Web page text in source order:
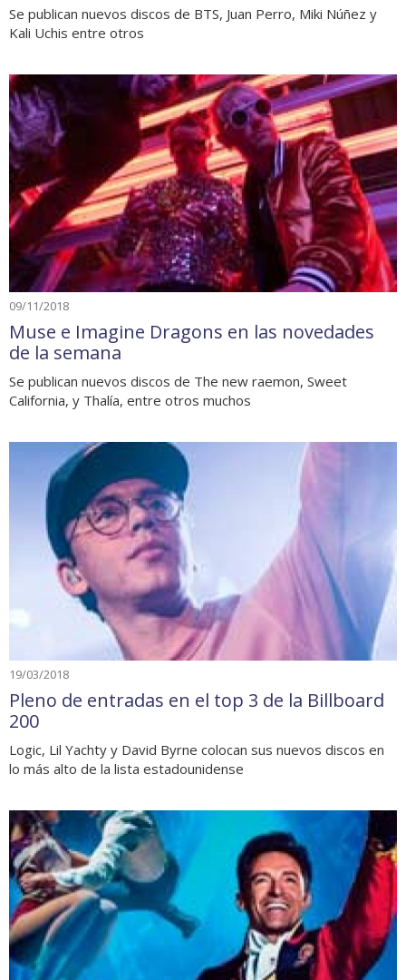
Se publican nuevos discos de BTS, Juan Perro, Miki Núñez y
Kali Uchis entre otros
09/11/2018
Muse e Imagine Dragons en las novedades
de la semana
Se publican nuevos discos de The new raemon, Sweet
California, y Thalía, entre otros muchos
19/03/2018
Pleno de entradas en el top 3 de la Billboard
200
Logic, Lil Yachty y David Byrne colocan sus nuevos discos en
lo más alto de la lista estadounidense